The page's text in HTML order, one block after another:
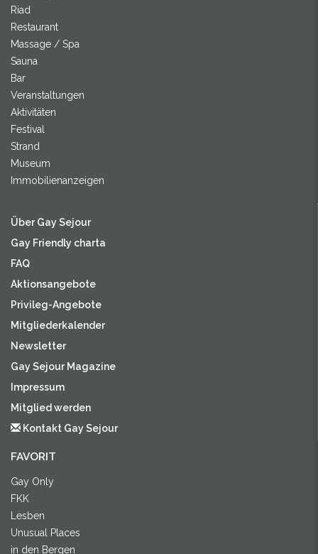
Riad
Restaurant
Massage / Spa
Sauna
Bar
Veranstaltungen
Aktivitäten
Festival
Strand
Museum
Immobilienanzeigen
Über Gay Sejour
Gay Friendly charta
FAQ
Aktionsangebote
Privileg-Angebote
Mitgliederkalender
Newsletter
Gay Sejour Magazine
Impressum
Mitglied werden
Kontakt Gay Sejour
FAVORIT
Gay Only
FKK
Lesben
Unusual Places
in den Bergen